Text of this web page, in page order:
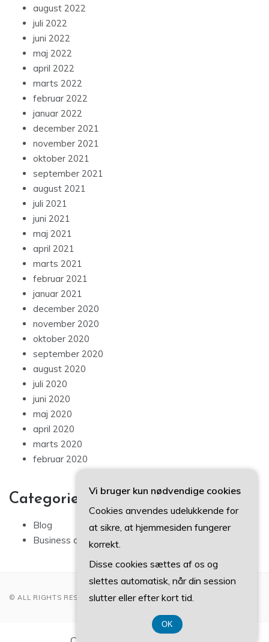
august 2022
juli 2022
juni 2022
maj 2022
april 2022
marts 2022
februar 2022
januar 2022
december 2021
november 2021
oktober 2021
september 2021
august 2021
juli 2021
juni 2021
maj 2021
april 2021
marts 2021
februar 2021
januar 2021
december 2020
november 2020
oktober 2020
september 2020
august 2020
juli 2020
juni 2020
maj 2020
april 2020
marts 2020
februar 2020
Categories
Blog
Business artikler
© ALL RIGHTS RESERVED 2022
Vi bruger kun nødvendige cookies
Cookies anvendes udelukkende for
at sikre, at hjemmesiden fungerer
korrekt.
Disse cookies sættes af os og
slettes automatisk, når din session
slutter eller efter kort tid.
OK